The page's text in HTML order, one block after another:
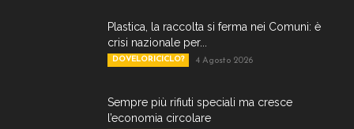
Plastica, la raccolta si ferma nei Comuni: è
crisi nazionale per...
DOVELORICICLO? 4 Agosto 2026
Sempre più rifiuti speciali ma cresce
l’economia circolare